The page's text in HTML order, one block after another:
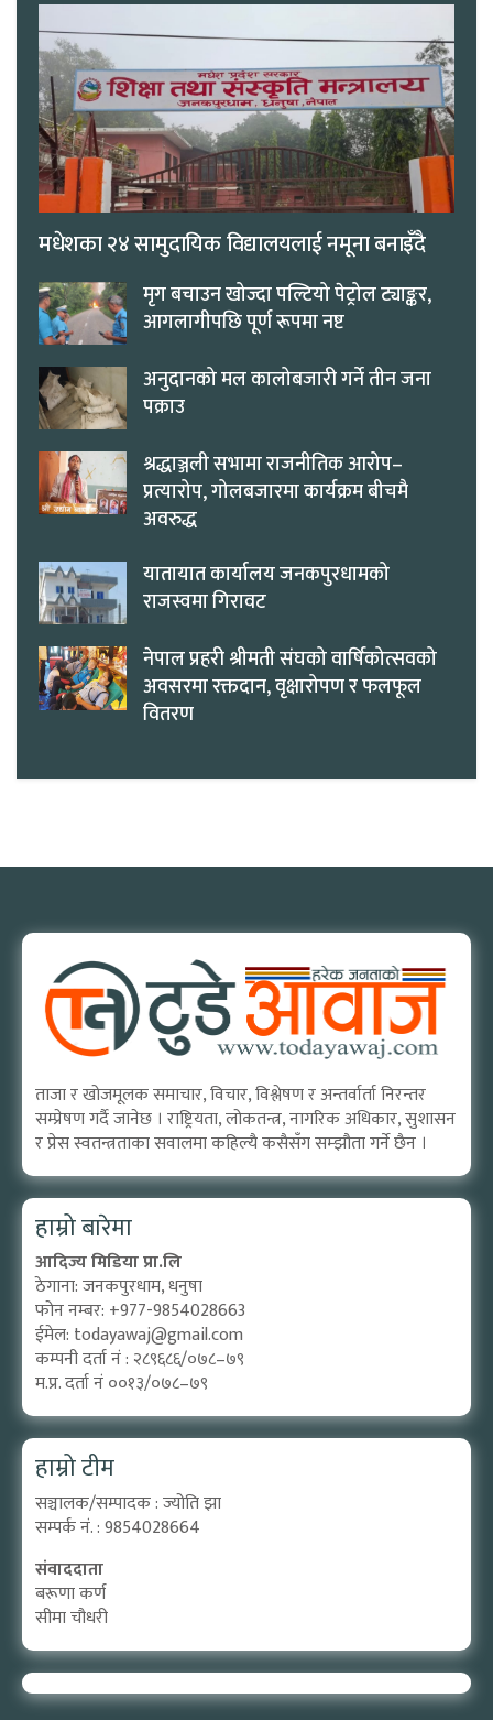
मधेशका २४ सामुदायिक विद्यालयलाई नमूना बनाइँदै
मृग बचाउन खोज्दा पल्टियो पेट्रोल ट्याङ्कर,
आगलागीपछि पूर्ण रूपमा नष्ट
अनुदानको मल कालोबजारी गर्ने तीन जना
पक्राउ
श्रद्धाञ्जली सभामा राजनीतिक आरोप–
प्रत्यारोप, गोलबजारमा कार्यक्रम बीचमै
अवरुद्ध
यातायात कार्यालय जनकपुरधामको
राजस्वमा गिरावट
नेपाल प्रहरी श्रीमती संघको वार्षिकोत्सवको
अवसरमा रक्तदान, वृक्षारोपण र फलफूल
वितरण
ताजा र खोजमूलक समाचार, विचार, विश्लेषण र अन्तर्वार्ता निरन्तर
सम्प्रेषण गर्दै जानेछ । राष्ट्रियता, लोकतन्त्र, नागरिक अधिकार, सुशासन
र प्रेस स्वतन्त्रताका सवालमा कहिल्यै कसैसँग सम्झौता गर्ने छैन ।
हाम्रो बारेमा
आदिज्य मिडिया प्रा.लि
ठेगाना: जनकपुरधाम, धनुषा
फोन नम्बर: +977-9854028663
ईमेल: todayawaj@gmail.com
कम्पनी दर्ता नं : २८९६८६/०७८–७९
म.प्र. दर्ता नं ००१३/०७८–७९
हाम्रो टीम
सञ्चालक/सम्पादक : ज्योति झा
सम्पर्क नं. : 9854028664
संवाददाता
बरूणा कर्ण
सीमा चौधरी